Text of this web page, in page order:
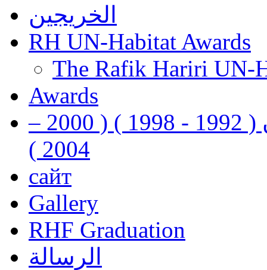
الخريجين
RH UN-Habitat Awards
The Rafik Hariri UN-
Awards
رفيق الحريري رئيس وزراء لبنان ( 1992 - 1998 ) ( 2000 –
2004 )
сайт
Gallery
RHF Graduation
الرسالة